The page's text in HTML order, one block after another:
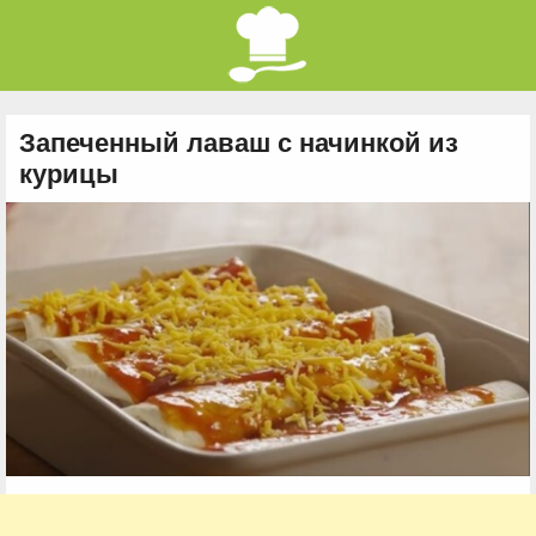
Запеченный лаваш с начинкой из
курицы